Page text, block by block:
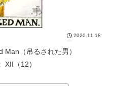
2020.11.18
Man（吊るされた男）
XII（12）